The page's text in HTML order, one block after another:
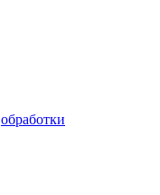
обработки